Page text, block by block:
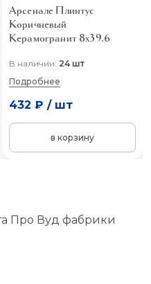
Арсенале Плинтус
Коричневый
Керамогранит 8x39.6
В наличии: 24 шт
Подробнее
432 ₽ / шт
в корзину
Про Вуд фабрики